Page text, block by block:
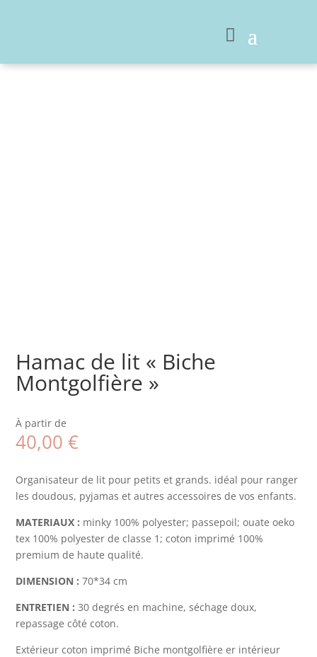
Hamac de lit « Biche
Montgolfière »
À partir de
40,00€
Organisateur de lit pour petits et grands. idéal pour ranger
les doudous, pyjamas et autres accessoires de vos enfants.
MATERIAUX : minky 100% polyester; passepoil; ouate oeko
tex 100% polyester de classe 1; coton imprimé 100%
premium de haute qualité.
DIMENSION : 70*34 cm
ENTRETIEN : 30 degrés en machine, séchage doux,
repassage côté coton.
Extérieur coton imprimé Biche montgolfière er intérieur